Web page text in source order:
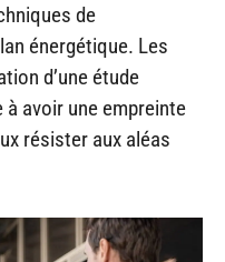
de
énergétique. Les
d’une étude
avoir une empreinte
résister aux aléas